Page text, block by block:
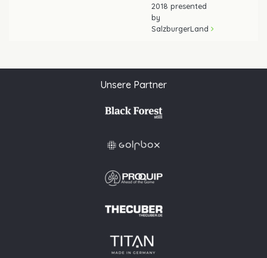
2018 presented
by
SalzburgerLand
Unsere Partner